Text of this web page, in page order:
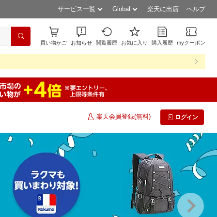
サービス一覧 Global 楽天に出店 ヘルプ
買い物かご お知らせ 閲覧履歴 お気に入り 購入履歴 myクーポン
楽天会員登録(無料) ログイン